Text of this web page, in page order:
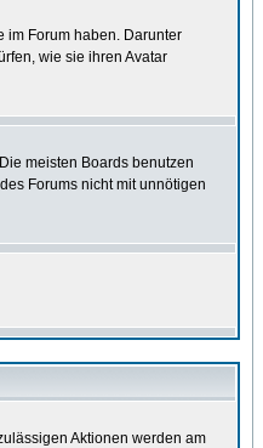
im Forum haben. Darunter
wie sie ihren Avatar
meisten Boards benutzen
Forums nicht mit unnötigen
Aktionen werden am